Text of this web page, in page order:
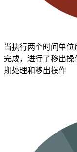
当执行两个时间单位
完成，进行了移出操
期处理和移出操作